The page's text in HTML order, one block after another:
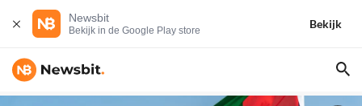
Newsbit
Bekijk in de Google Play store
Bekijk